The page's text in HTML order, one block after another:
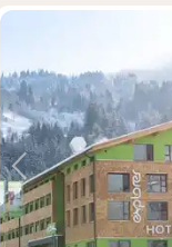
Vorige foto